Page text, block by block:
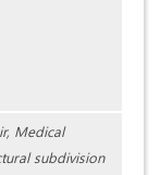
Medical
subdivision